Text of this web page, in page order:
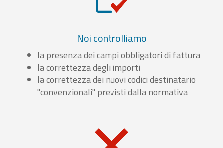
Noi controlliamo
la presenza dei campi obbligatori di fattura
la correttezza degli importi
la correttezza dei nuovi codici destinatario
"convenzionali" previsti dalla normativa